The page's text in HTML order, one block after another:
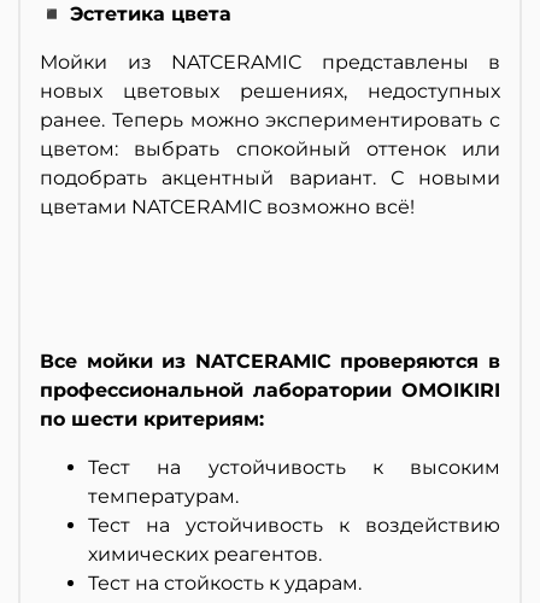
◾ Эстетика цвета
Мойки из NATCERAMIC представлены в
новых цветовых решениях, недоступных
ранее. Теперь можно экспериментировать с
цветом: выбрать спокойный оттенок или
подобрать акцентный вариант. С новыми
цветами NATCERAMIC возможно всё!
Все мойки из NATCERAMIC проверяются в
профессиональной лаборатории OMOIKIRI
по шести критериям:
Тест на устойчивость к высоким
температурам.
Тест на устойчивость к воздействию
химических реагентов.
Тест на стойкость к ударам.